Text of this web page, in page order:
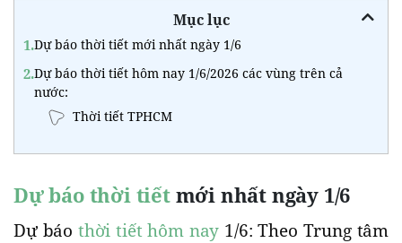
Mục lục
1.Dự báo thời tiết mới nhất ngày 1/6
2.Dự báo thời tiết hôm nay 1/6/2026 các vùng trên cả
nước:
Thời tiết TPHCM
Dự báo thời tiếtmới nhất ngày 1/6
Dự báo thời tiết hôm nay 1/6: Theo Trung tâm